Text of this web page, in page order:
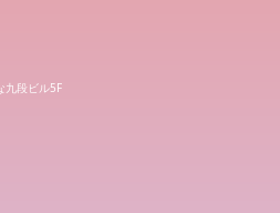
段ビル5F